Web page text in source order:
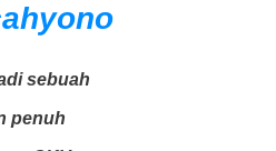
sebuah
penuh